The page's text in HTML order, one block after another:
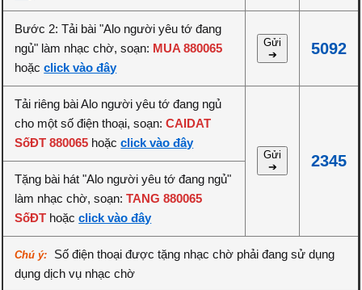
Bước 2: Tải bài "Alo người yêu tớ đang
ngủ" làm nhạc chờ, soạn: MUA 880065
hoặcclick vào đây
Gửi
➔
5092
Tải riêng bài Alo người yêu tớ đang ngủ
cho một số điện thoại, soạn:CAIDAT
SốĐT 880065 hoặcclick vào đây
Gửi
➔
2345
Tặng bài hát "Alo người yêu tớ đang ngủ"
làm nhạc chờ, soạn:TANG 880065
SốĐT hoặcclick vào đây
Chú ý:
Số điện thoại được tặng nhạc chờ phải đang sử dụng
dụng dịch vụ nhạc chờ